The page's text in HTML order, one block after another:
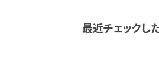
最近チェックし